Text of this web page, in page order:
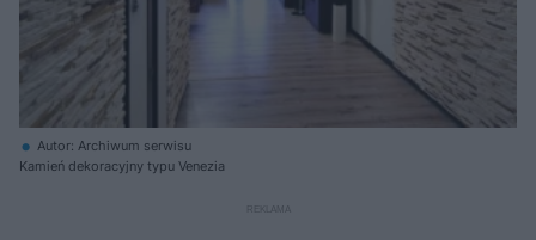
Autor: Archiwum serwisu
Kamień dekoracyjny typu Venezia